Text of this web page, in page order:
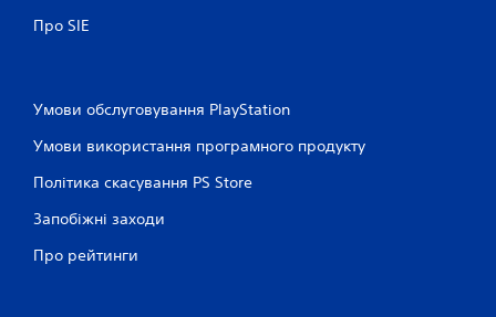
Про SIE
Умови обслуговування PlayStation
Умови використання програмного продукту
Політика скасування PS Store
Запобіжні заходи
Про рейтинги